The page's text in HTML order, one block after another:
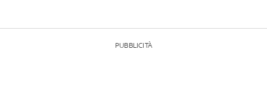
PUBBLICITÀ